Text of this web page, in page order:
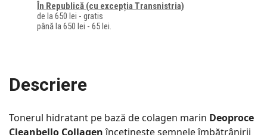
În Republică (cu excepția Transnistria)
de la 650 lei - gratis
până la 650 lei - 65 lei.
Descriere
Tonerul hidratant pe bază de colagen marin Deoproce
Cleanbello Collagenîncetinește semnele îmbătrânirii